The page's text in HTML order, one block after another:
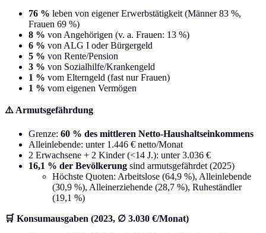
76 % leben von eigener Erwerbstätigkeit (Männer 83 %,
Frauen 69 %)
8 % von Angehörigen (v. a. Frauen: 13 %)
6 % von ALG I oder Bürgergeld
5 % von Rente/Pension
3 % von Sozialhilfe/Krankengeld
1 % vom Elterngeld (fast nur Frauen)
1 % vom eigenen Vermögen
⚠️ Armutsgefährdung
Grenze: 60 % des mittleren Netto-Haushaltseinkommens
Alleinlebende: unter 1.446 € netto/Monat
2 Erwachsene + 2 Kinder (<14 J.): unter 3.036 €
16,1 % der Bevölkerung sind armutsgefährdet (2025)
Höchste Quoten: Arbeitslose (64,9 %), Alleinlebende
(30,9 %), Alleinerziehende (28,7 %), Ruheständler
(19,1 %)
🛒 Konsumausgaben (2023, ∅ 3.030 €/Monat)